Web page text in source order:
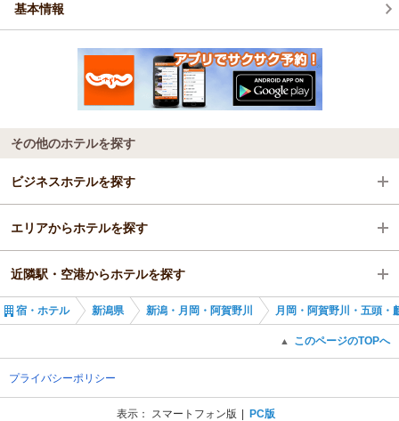
基本情報
その他のホテルを探す
ビジネスホテルを探す
新潟県
新潟・月岡・阿賀野川
月岡・阿賀野川・五頭・麒麟山
エリアからホテルを探す
新潟県
新潟・月岡・阿賀野川
近隣駅・空港からホテルを探す
新発田駅
宿・ホテル 新潟県 新潟・月岡・阿賀野川 月岡・阿賀野川・五頭・
▲ このページのTOPへ
プライバシーポリシー
表示： スマートフォン版 PC版